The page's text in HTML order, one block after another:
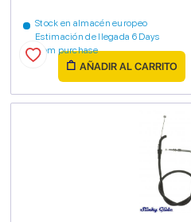
Stock en almacén europeo
Estimación de llegada 6 Days
from purchase
AÑADIR AL CARRITO